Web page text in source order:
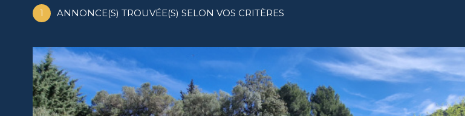
1 ANNONCE(S) TROUVÉE(S) SELON VOS CRITÈRES